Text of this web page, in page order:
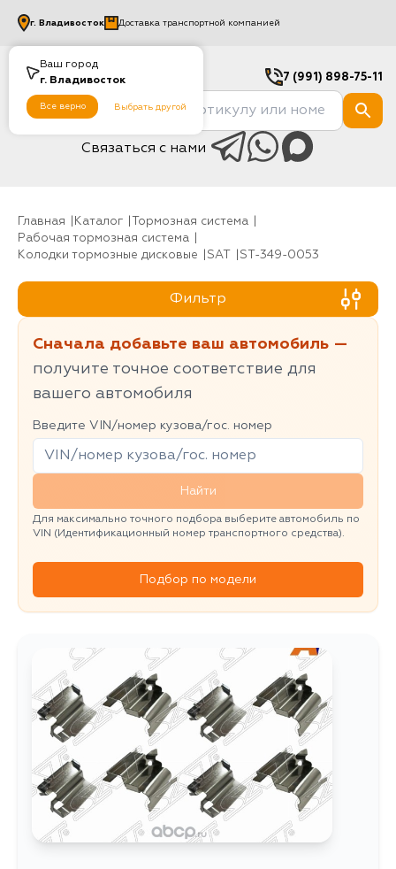
Ваш город
г. Владивосток
Все верно Выбрать другой
г. Владивосток Доставка транспортной компанией
7 (991) 898-75-11
Связаться с нами
Главная Каталог
Тормозная система
Рабочая тормозная система
Колодки тормозные дисковые
SAT ST-349-0053
Фильтр
Сначала добавьте ваш автомобиль —
получите точное соответствие для
вашего автомобиля
Введите VIN/номер кузова/гос. номер
Найти
Для максимально точного подбора выберите автомобиль по
VIN (Идентификационный номер транспортного средства).
Подбор по модели